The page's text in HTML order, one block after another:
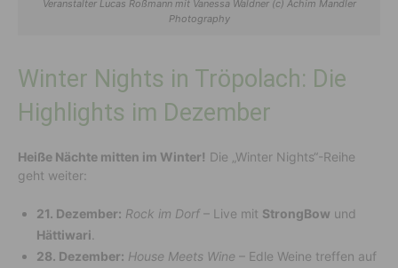
Veranstalter Lucas Roßmann mit Vanessa Waldner (c) Achim Mandler
Photography
Winter Nights in Tröpolach: Die
Highlights im Dezember
Heiße Nächte mitten im Winter! Die „Winter Nights“-Reihe
geht weiter:
21. Dezember: Rock im Dorf – Live mit StrongBow und
Hättiwari
28. Dezember: House Meets Wine – Edle Weine treffen auf